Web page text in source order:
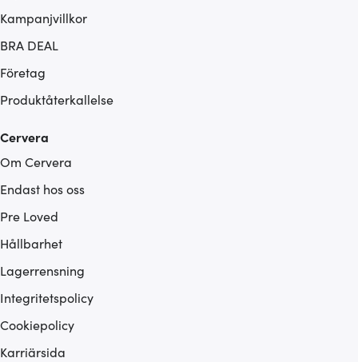
Kampanjvillkor
BRA DEAL
Företag
Produktåterkallelse
Cervera
Om Cervera
Endast hos oss
Pre Loved
Hållbarhet
Lagerrensning
Integritetspolicy
Cookiepolicy
Karriärsida